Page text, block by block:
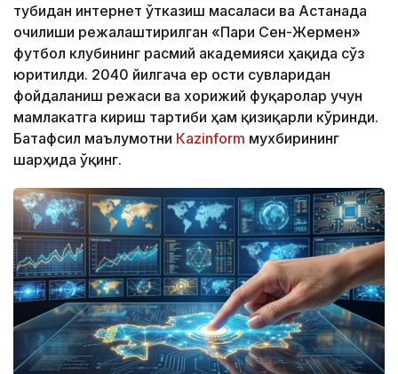
тубидан интернет ўтказиш масаласи ва Астанада
очилиши режалаштирилган «Пари Сен-Жермен»
футбол клубининг расмий академияси ҳақида сўз
юритилди. 2040 йилгача ер ости сувларидан
фойдаланиш режаси ва хорижий фуқаролар учун
мамлакатга кириш тартиби ҳам қизиқарли кўринди.
Батафсил маълумотни Кazinform мухбирининг
шарҳида ўқинг.